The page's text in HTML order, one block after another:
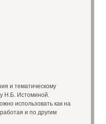
и тематическому
Н.Б. Истоминой.
использовать как на
и по другим